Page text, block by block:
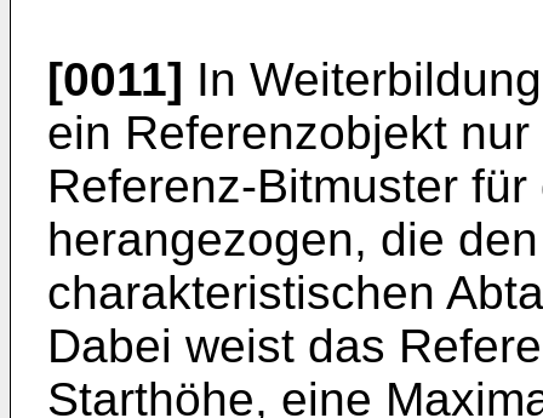
[0011] In
ein Referenzobjekt
Referenz-Bitmuster
herangezogen, die
charakteristischen
Dabei weist das
Starthöhe, eine